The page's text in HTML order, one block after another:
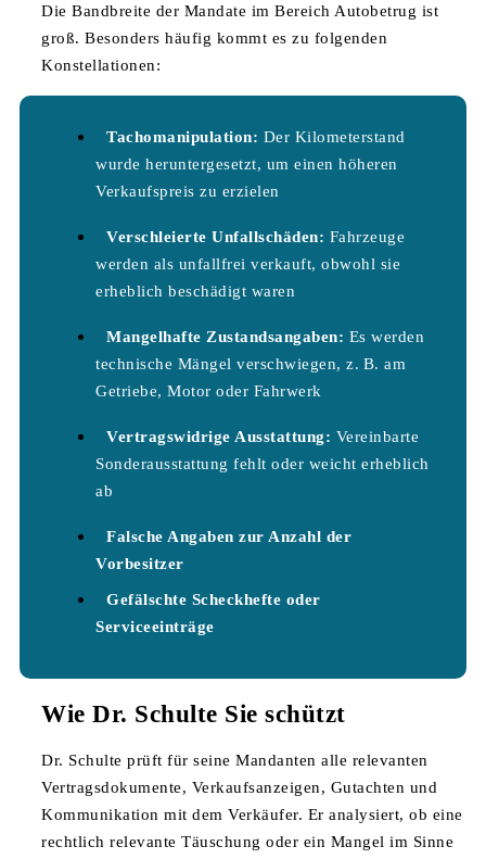
Die Bandbreite der Mandate im Bereich Autobetrug ist
groß. Besonders häufig kommt es zu folgenden
Konstellationen:
Tachomanipulation: Der Kilometerstand
wurde heruntergesetzt, um einen höheren
Verkaufspreis zu erzielen
Verschleierte Unfallschäden: Fahrzeuge
werden als unfallfrei verkauft, obwohl sie
erheblich beschädigt waren
Mangelhafte Zustandsangaben: Es werden
technische Mängel verschwiegen, z. B. am
Getriebe, Motor oder Fahrwerk
Vertragswidrige Ausstattung: Vereinbarte
Sonderausstattung fehlt oder weicht erheblich
ab
Falsche Angaben zur Anzahl der
Vorbesitzer
Gefälschte Scheckhefte oder
Serviceeinträge
Wie Dr. Schulte Sie schützt
Dr. Schulte prüft für seine Mandanten alle relevanten
Vertragsdokumente, Verkaufsanzeigen, Gutachten und
Kommunikation mit dem Verkäufer. Er analysiert, ob eine
rechtlich relevante Täuschung oder ein Mangel im Sinne